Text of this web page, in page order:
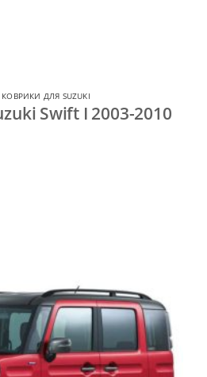
КОВРИКИ ДЛЯ SUZUKI
Swift I 2003-2010